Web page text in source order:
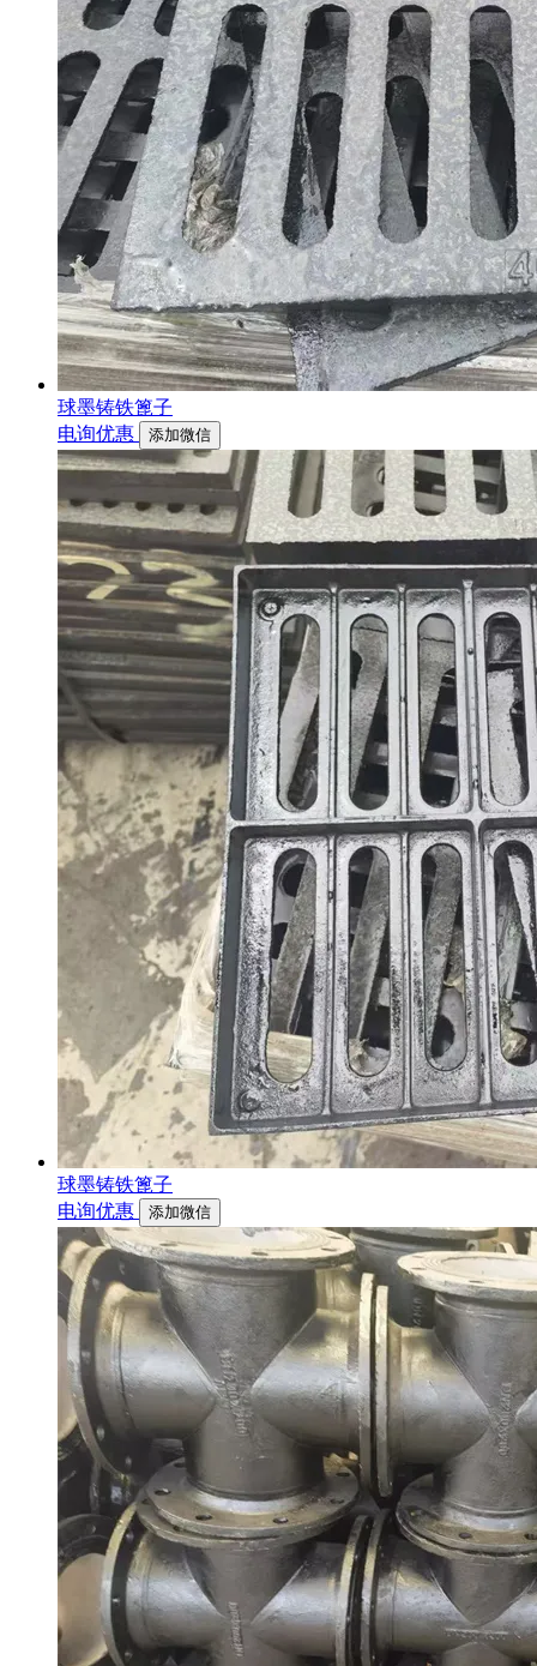
球墨铸铁篦子
电询优惠
添加微信
球墨铸铁篦子
电询优惠
添加微信